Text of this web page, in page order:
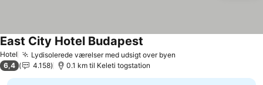
Hotel Lydisolerede værelser med udsigt over byen
East City Hotel Budapest
6,4 4.158 0.1 km til Keleti togstation